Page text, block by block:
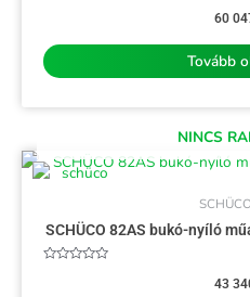
60
Tovább
NINCS
SCHÜCO 82AS bukó-nyíló
43